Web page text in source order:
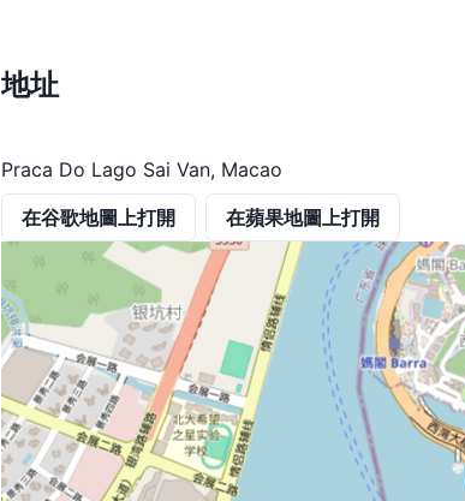
地址
Praca Do Lago Sai Van, Macao
在谷歌地圖上打開 在蘋果地圖上打開